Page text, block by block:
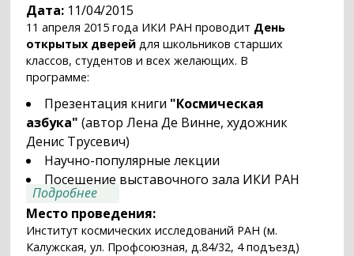
Дата: 11/04/2015
11 апреля 2015 года ИКИ РАН проводит День
открытых дверей для школьников старших
классов, студентов и всех желающих. В
программе:
Презентация книги "Космическая
азбука" (автор Лена Де Винне, художник
Денис Трусевич)
Научно-популярные лекции
Посещение выставочного зала ИКИ РАН
Подробнее
школьников старших классов
Место проведения:
Институт космических исследований РАН (м.
Калужская, ул. Профсоюзная, д.84/32, 4 подъезд)